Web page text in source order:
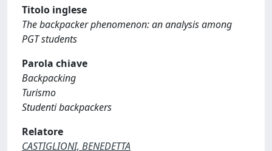
Titolo inglese
The backpacker phenomenon: an analysis among
PGT students
Parola chiave
Backpacking
Turismo
Studenti backpackers
Relatore
CASTIGLIONI, BENEDETTA